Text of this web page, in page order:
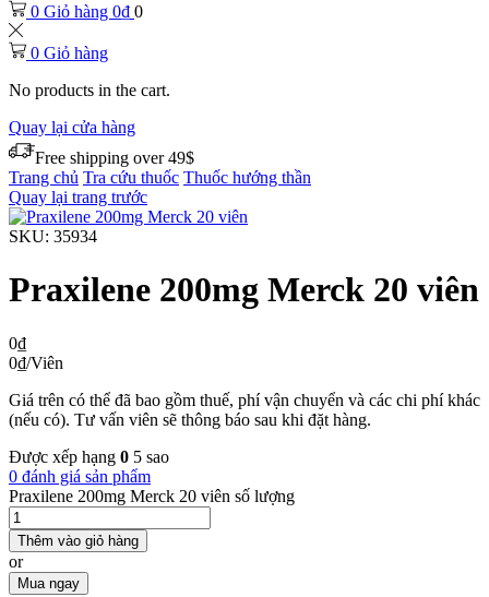
0 Giỏ hàng 0₫ 0
0 Giỏ hàng
No products in the cart.
Quay lại cửa hàng
Free shipping over 49$
Trang chủ Tra cứu thuốc Thuốc hướng thần
Quay lại trang trước
SKU: 35934
Praxilene 200mg Merck 20 viên
0₫
0₫/Viên
Giá trên có thể đã bao gồm thuế, phí vận chuyển và các chi phí khác
(nếu có). Tư vấn viên sẽ thông báo sau khi đặt hàng.
Được xếp hạng 0 5 sao
0 đánh giá sản phẩm
Praxilene 200mg Merck 20 viên số lượng
Thêm vào giỏ hàng
or
Mua ngay